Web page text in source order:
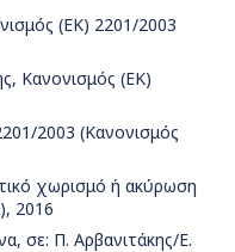
(ΕΚ) 2201/2003
Κανονισμός (ΕΚ)
2003 (Κανονισμός
χωρισμό ή ακύρωση
2016
σε: Π. Αρβανιτάκης/Ε.